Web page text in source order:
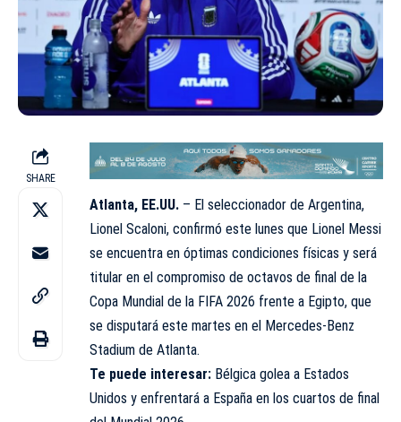
SHARE
Atlanta, EE.UU. – El seleccionador de Argentina,
Lionel Scaloni, confirmó este lunes que Lionel Messi
se encuentra en óptimas condiciones físicas y será
titular en el compromiso de octavos de final de la
Copa Mundial de la FIFA 2026 frente a Egipto, que
se disputará este martes en el Mercedes-Benz
Stadium de Atlanta.
Te puede interesar: Bélgica golea a Estados
Unidos y enfrentará a España en los cuartos de final